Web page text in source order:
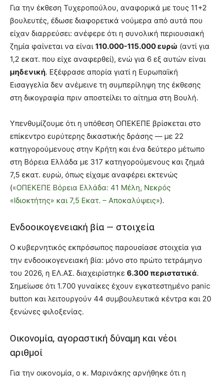
Για την έκθεση Τυχεροπούλου, αναφορικά με τους 11+2
βουλευτές, έδωσε διαφορετικά νούμερα από αυτά που
είχαν διαρρεύσει: ανέφερε ότι η συνολική περιουσιακή
ζημία φαίνεται να είναι 110.000-115.000 ευρώ (αντί για
1,2 εκατ. που είχε αναφερθεί), ενώ για 6 εξ αυτών είναι
μηδενική. Εξέφρασε απορία γιατί η Ευρωπαϊκή
Εισαγγελία δεν ανέμεινε τη συμπερίληψη της έκθεσης
στη δικογραφία πριν αποστείλει το αίτημα στη Βουλή.
Υπενθυμίζουμε ότι η υπόθεση ΟΠΕΚΕΠΕ βρίσκεται στο
επίκεντρο ευρύτερης δικαστικής δράσης — με 22
κατηγορούμενους στην Κρήτη και ένα δεύτερο μέτωπο
στη Βόρεια Ελλάδα με 317 κατηγορούμενους και ζημιά
7,5 εκατ. ευρώ, όπως είχαμε αναφέρει εκτενώς
(«ΟΠΕΚΕΠΕ Βόρεια Ελλάδα: 41 Μέλη, Νεκρός
«Ιδιοκτήτης» και 7,5 Εκατ. – Αποκαλύψεις»).
Ενδοοικογενειακή βία — στοιχεία
Ο κυβερνητικός εκπρόσωπος παρουσίασε στοιχεία για
την ενδοοικογενειακή βία: μόνο στο πρώτο τετράμηνο
του 2026, η ΕΛ.ΑΣ. διαχειρίστηκε 6.300 περιστατικά.
Σημείωσε ότι 1.700 γυναίκες έχουν εγκατεστημένο panic
button και λειτουργούν 44 συμβουλευτικά κέντρα και 20
ξενώνες φιλοξενίας.
Οικονομία, αγοραστική δύναμη και νέοι
αριθμοί
Για την οικονομία, ο κ. Μαρινάκης αρνήθηκε ότι η